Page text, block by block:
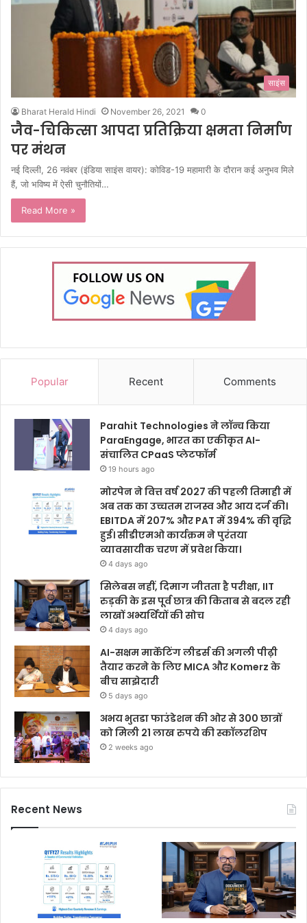
साइंस
Bharat Herald Hindi November 26, 2021 0
जैव-चिकित्सा आपदा प्रतिक्रिया क्षमता निर्माण
पर मंथन
नई दिल्ली, 26 नवंबर (इंडिया साइंस वायर): कोविड-19 महामारी के दौरान कई अनुभव मिले
हैं, जो भविष्य में ऐसी चुनौतियों…
Read More »
Popular Recent Comments
Parahit Technologies ने लॉन्च किया
ParaEngage, भारत का एकीकृत AI-
संचालित CPaaS प्लेटफॉर्म
19 hours ago
मोरपेन ने वित्त वर्ष 2027 की पहली तिमाही में
अब तक का उच्चतम राजस्व और आय दर्ज की।
EBITDA में 207% और PAT में 394% की वृद्धि
हुई। सीडीएमओ कार्यक्रम ने पुरंतया
व्यावसायीक चरण में प्रवेश किया।
4 days ago
सिलेबस नहीं, दिमाग जीतता है परीक्षा, IIT
रुड़की के इस पूर्व छात्र की किताब से बदल रही
लाखों अभ्यर्थियों की सोच
4 days ago
AI-सक्षम मार्केटिंग लीडर्स की अगली पीढ़ी
तैयार करने के लिए MICA और Komerz के
बीच साझेदारी
5 days ago
अभय भुतडा फाउंडेशन की ओर से 300 छात्रों
को मिली 21 लाख रुपये की स्कॉलरशिप
2 weeks ago
Recent News